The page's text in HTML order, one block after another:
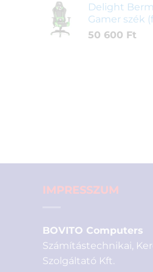
Delight
Gamer szék
50 600 Ft
IMPRESSZUM
BOVITO Computers
Számítástechnikai,
Szolgáltató Kft.